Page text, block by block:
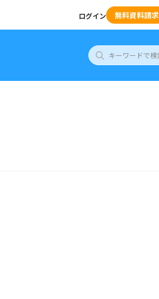
ログイン 無料資料請求